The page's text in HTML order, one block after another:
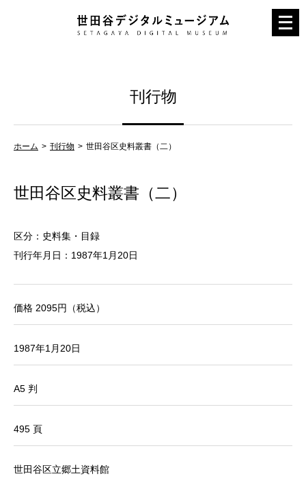
メ
ニ
刊行物
ホーム 刊行物 世田谷区史料叢書（二）
世田谷区史料叢書（二）
区分：史料集・目録
刊行年月日：1987年1月20日
価格 2095円（税込）
1987年1月20日
A5 判
495 頁
世田谷区立郷土資料館